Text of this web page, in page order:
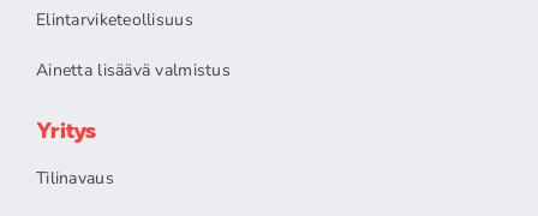
Elintarviketeollisuus
Ainetta lisäävä valmistus
Yritys
Tilinavaus